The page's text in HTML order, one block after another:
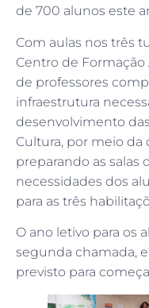
de 700 alunos
Com aulas nos três
Centro de
de professores
infraestrutura
desenvolvimento
Cultura, por meio da
preparando as salas
necessidades dos
para as três
O ano letivo para os
segunda chamada,
previsto para